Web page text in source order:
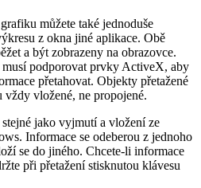
můžete také jednoduše
z okna jiné aplikace. Obě
a být zobrazeny na obrazovce.
podporovat prvky ActiveX, aby
přetahovat. Objekty přetažené
vždy vložené, ne propojené.
stejné jako vyjmutí a vložení ze
Informace se odeberou z jednoho
se do jiného. Chcete-li informace
při přetažení stisknutou klávesu